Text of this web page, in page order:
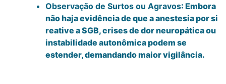
Observação de Surtos ou Agravos: Embora
não haja evidência de que a anestesia por si
reative a SGB, crises de dor neuropática ou
instabilidade autonômica podem se
estender, demandando maior vigilância.